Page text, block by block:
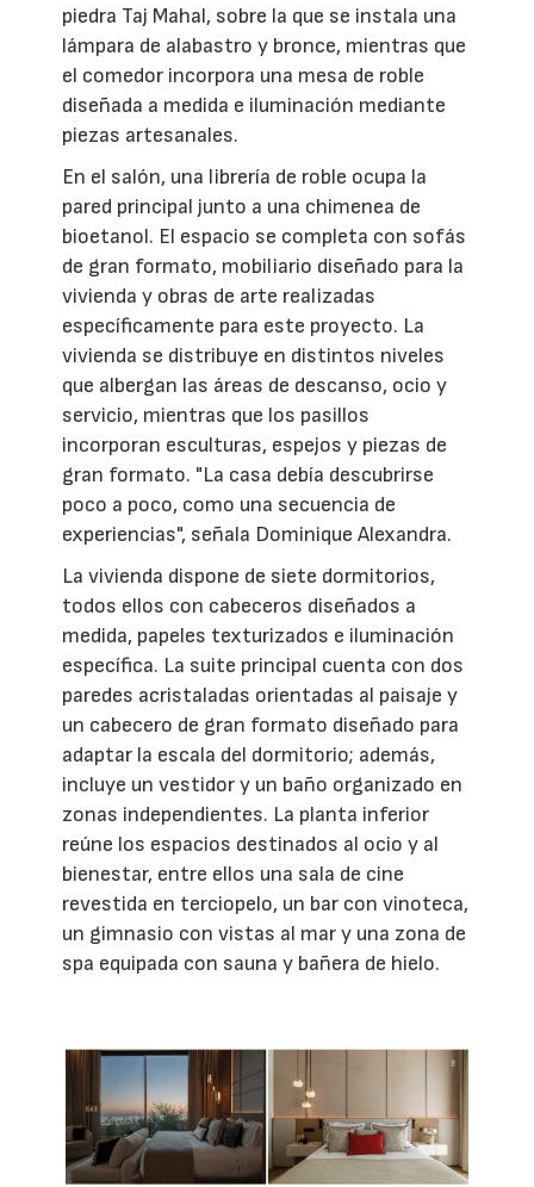
piedra Taj Mahal, sobre la que se instala una
lámpara de alabastro y bronce, mientras que
el comedor incorpora una mesa de roble
diseñada a medida e iluminación mediante
piezas artesanales.
En el salón, una librería de roble ocupa la
pared principal junto a una chimenea de
bioetanol. El espacio se completa con sofás
de gran formato, mobiliario diseñado para la
vivienda y obras de arte realizadas
específicamente para este proyecto. La
vivienda se distribuye en distintos niveles
que albergan las áreas de descanso, ocio y
servicio, mientras que los pasillos
incorporan esculturas, espejos y piezas de
gran formato. "La casa debía descubrirse
poco a poco, como una secuencia de
experiencias", señala Dominique Alexandra.
La vivienda dispone de siete dormitorios,
todos ellos con cabeceros diseñados a
medida, papeles texturizados e iluminación
específica. La suite principal cuenta con dos
paredes acristaladas orientadas al paisaje y
un cabecero de gran formato diseñado para
adaptar la escala del dormitorio; además,
incluye un vestidor y un baño organizado en
zonas independientes. La planta inferior
reúne los espacios destinados al ocio y al
bienestar, entre ellos una sala de cine
revestida en terciopelo, un bar con vinoteca,
un gimnasio con vistas al mar y una zona de
spa equipada con sauna y bañera de hielo.